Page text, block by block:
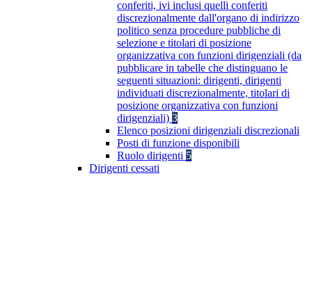
conferiti, ivi inclusi quelli conferiti
discrezionalmente dall'organo di indirizzo
politico senza procedure pubbliche di
selezione e titolari di posizione
organizzativa con funzioni dirigenziali (da
pubblicare in tabelle che distinguano le
seguenti situazioni: dirigenti, dirigenti
individuati discrezionalmente, titolari di
posizione organizzativa con funzioni
dirigenziali) 3
Elenco posizioni dirigenziali discrezionali
Posti di funzione disponibili
Ruolo dirigenti 5
Dirigenti cessati